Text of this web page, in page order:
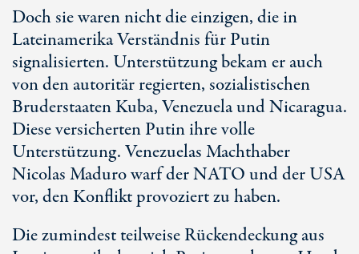
Doch sie waren nicht die einzigen, die in
Lateinamerika Verständnis für Putin
signalisierten. Unterstützung bekam er auch
von den autoritär regierten, sozialistischen
Bruderstaaten Kuba, Venezuela und Nicaragua.
Diese versicherten Putin ihre volle
Unterstützung. Venezuelas Machthaber
Nicolas Maduro warf der NATO und der USA
vor, den Konflikt provoziert zu haben.
Die zumindest teilweise Rückendeckung aus